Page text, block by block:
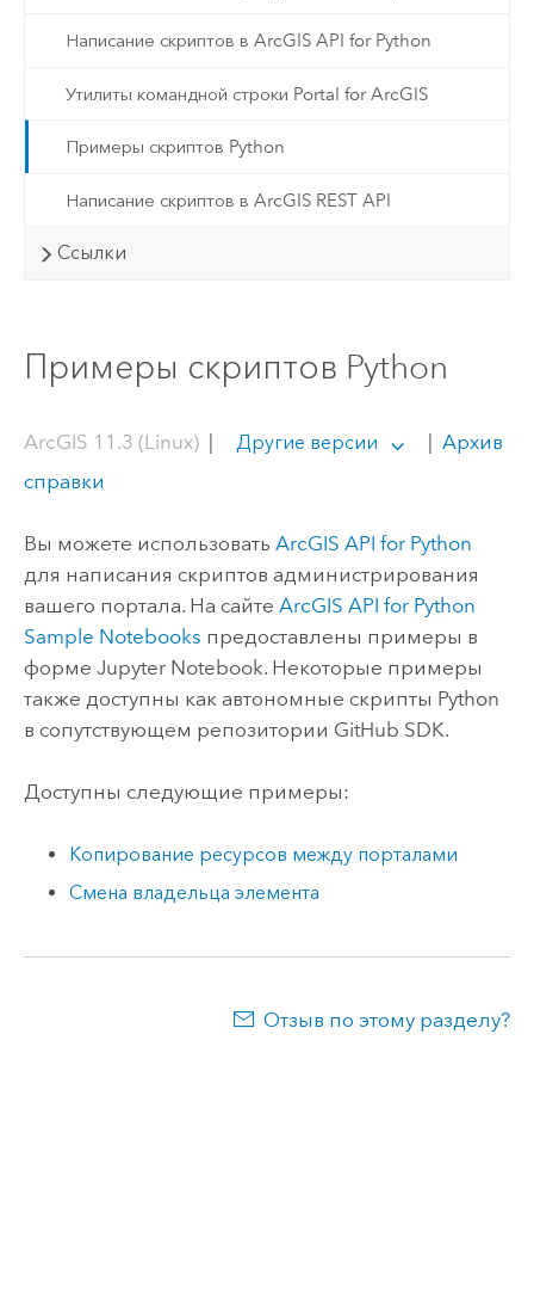
Написание скриптов в ArcGIS API for Python
Утилиты командной строки Portal for ArcGIS
Примеры скриптов Python
Написание скриптов в ArcGIS REST API
Ссылки
Примеры скриптов Python
ArcGIS 11.3 (Linux)| Другие версии
Архив
справки
Вы можете использовать ArcGIS API for Python
для написания скриптов администрирования
вашего портала. На сайте ArcGIS API for Python
Sample Notebooks предоставлены примеры в
форме Jupyter Notebook. Некоторые примеры
также доступны как автономные скрипты Python
в сопутствующем репозитории GitHub SDK.
Доступны следующие примеры:
Копирование ресурсов между порталами
Смена владельца элемента
Отзыв по этому разделу?